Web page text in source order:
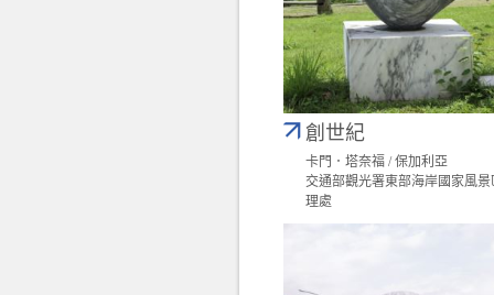
創世紀
卡門．塔奈福 / 保加利亞
交通部觀光署東部海岸國家風景
理處